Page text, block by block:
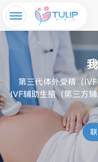
第三代体外受精（
IVF辅助生殖（第三方